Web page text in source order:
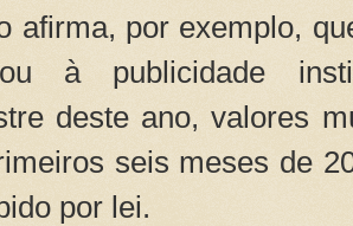
afirma, por exemplo,
à publicidade
deste ano, valores
seis meses de
por lei.